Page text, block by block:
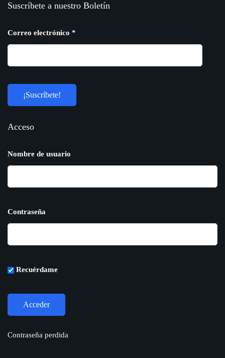
Suscríbete a nuestro Boletín
Correo electrónico *
Acceso
Nombre de usuario
Contraseña
Recuérdame
Contraseña perdida